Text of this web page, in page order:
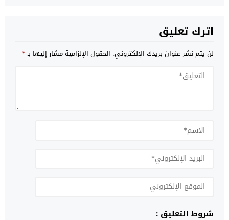
اترك تعليق
لن يتم نشر عنوان بريدك الإلكتروني. الحقول الإلزامية مشار إليها بـ*
شروط التعليق :